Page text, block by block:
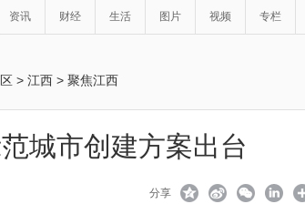
资讯 财经 生活 图片 视频 专栏
> 江西 > 聚焦江西
城市创建方案出台
分享